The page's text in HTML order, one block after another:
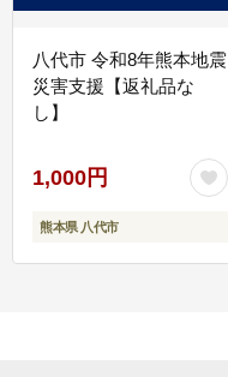
八代市 令和8年熊本地震
災害支援【返礼品な
し】
1,000円
熊本県 八代市